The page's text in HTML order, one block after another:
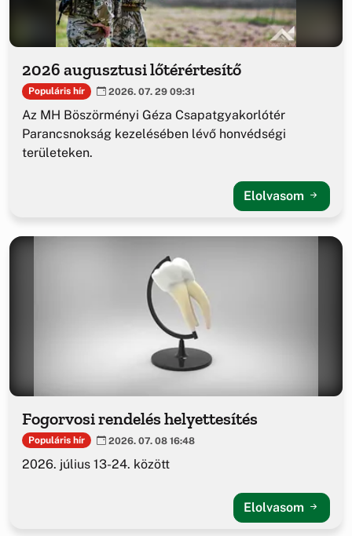
2026 augusztusi lőtérértesítő
Populáris hír 2026. 07. 29 09:31
Az MH Böszörményi Géza Csapatgyakorlótér
Parancsnokság kezelésében lévő honvédségi
területeken.
Elolvasom
Fogorvosi rendelés helyettesítés
Populáris hír 2026. 07. 08 16:48
2026. július 13-24. között
Elolvasom